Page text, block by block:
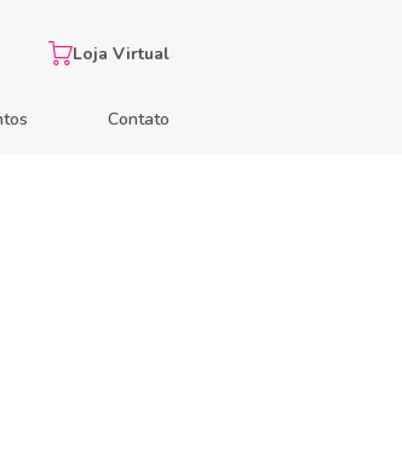
Contato
Loja Virtual